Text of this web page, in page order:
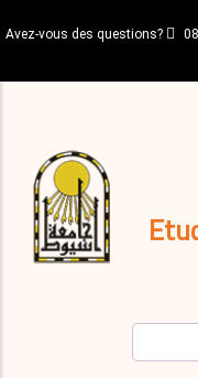
au
principal
Avez-vous des questions?
décisions
Expatriés
Journal